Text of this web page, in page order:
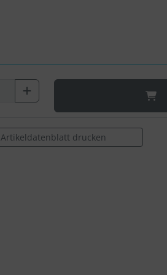
Artikeldatenblatt drucken